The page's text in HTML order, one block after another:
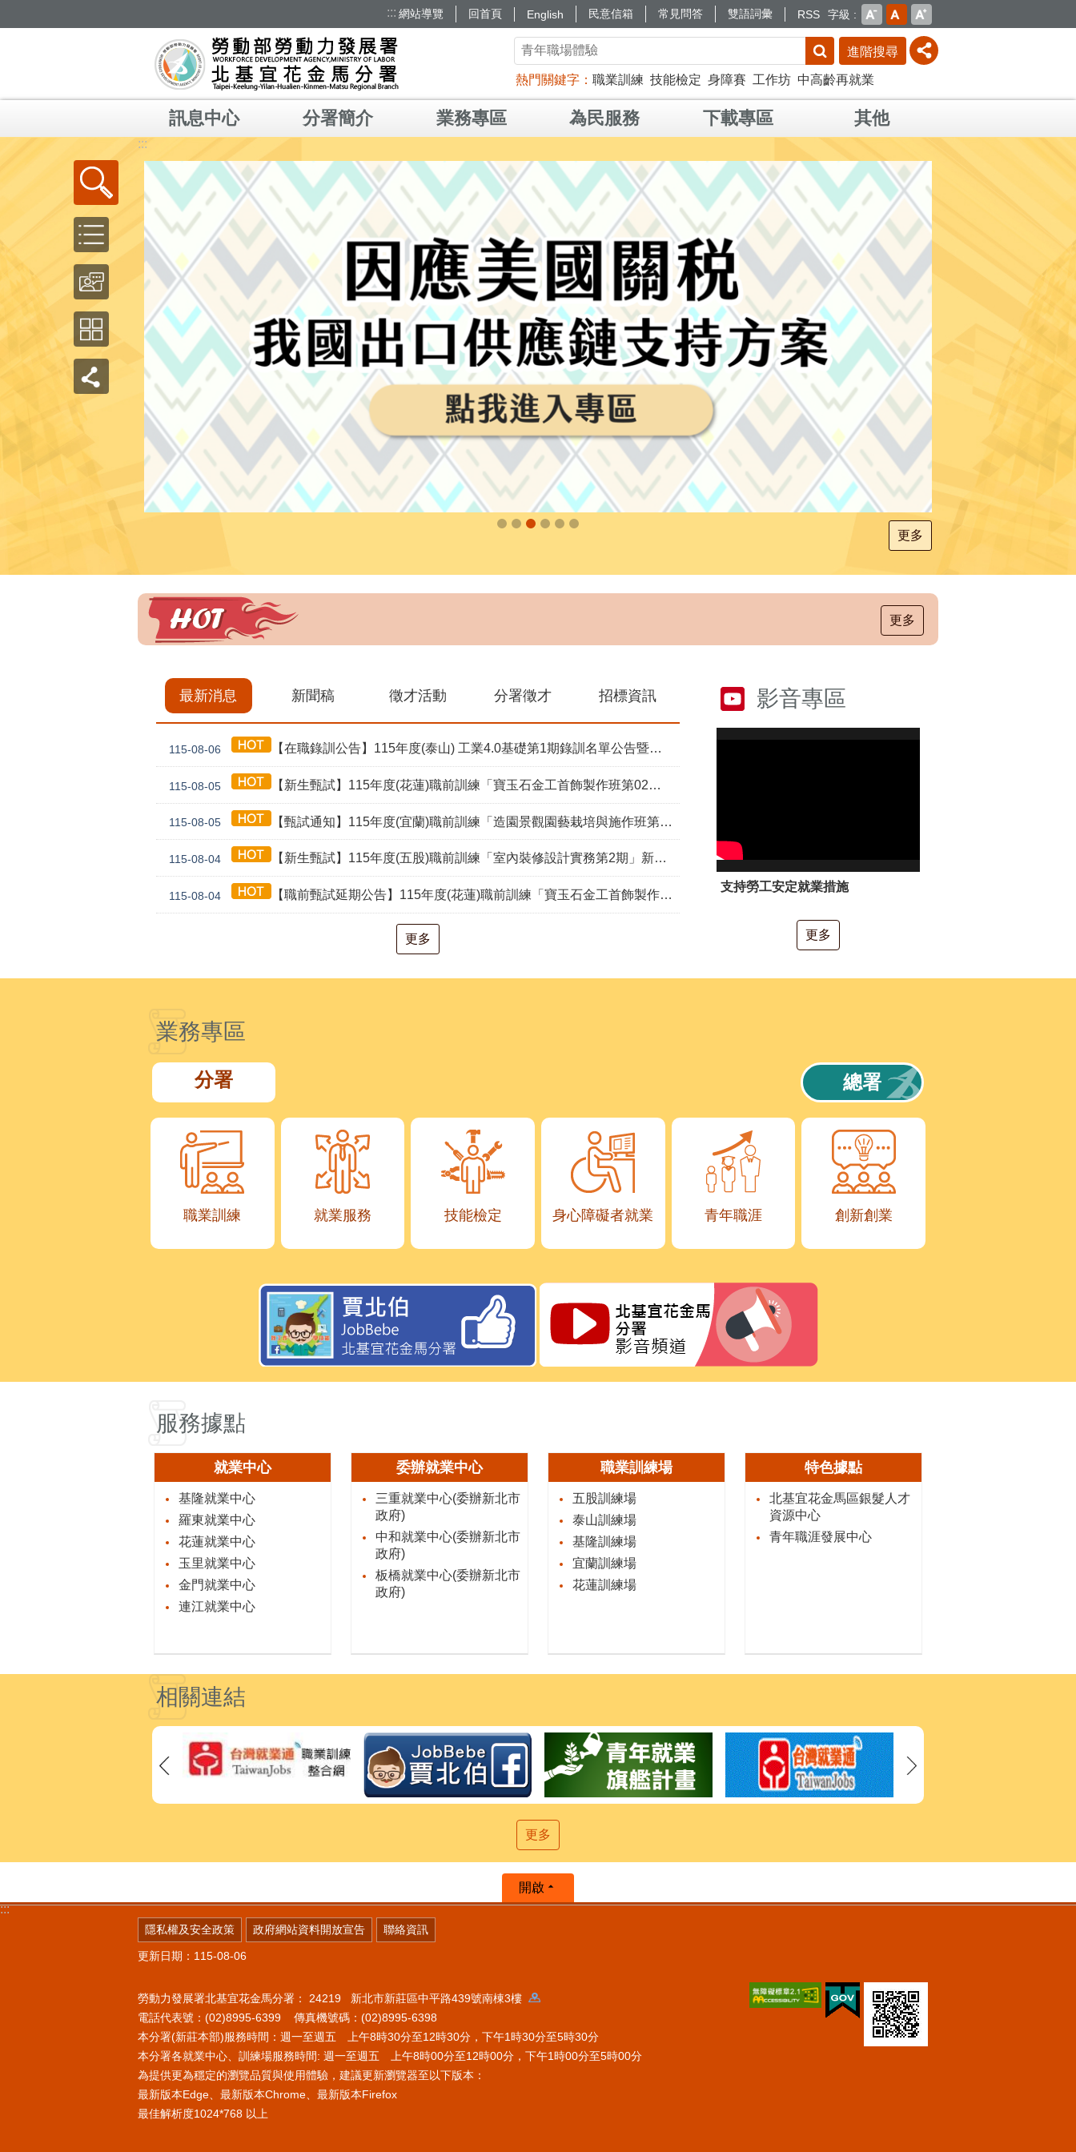
::: 網站導覽 回首頁 English 民意信箱 常見問答 雙語詞彙 RSS 字級
進階搜尋
熱門關鍵字 職業訓練 技能檢定 身障賽 工作坊 中高齡再就業
訊息中心 分署簡介 業務專區 為民服務 下載專區 其他
:::
更多
更多
最新消息 新聞稿 徵才活動 分署徵才 招標資訊
115-08-06 【在職錄訓公告】115年度(泰山) 工業4.0基礎第1期錄訓名單公告暨新生報到通知單
115-08-05 【新生甄試】115年度(花蓮)職前訓練「寶玉石金工首飾製作班第02期」新生甄試通知單暨注意事項
115-08-05 【甄試通知】115年度(宜蘭)職前訓練「造園景觀園藝栽培與施作班第2期」甄試通知單暨注意事項
115-08-04 【新生甄試】115年度(五股)職前訓練「室內裝修設計實務第2期」新生甄試通知單暨注意事項
115-08-04 【職前甄試延期公告】115年度(花蓮)職前訓練「寶玉石金工首飾製作班第02期」報名延長至8/18及甄試、開訓、結訓相關期程公告
更多
影音專區
支持勞工安定就業措施
更多
業務專區
分署 總署
職業訓練 就業服務 技能檢定 身心障礙者就業 青年職涯 創新創業
服務據點
就業中心
基隆就業中心
羅東就業中心
花蓮就業中心
玉里就業中心
金門就業中心
連江就業中心
委辦就業中心
三重就業中心(委辦新北市
政府)
中和就業中心(委辦新北市
政府)
板橋就業中心(委辦新北市
政府)
職業訓練場
五股訓練場
泰山訓練場
基隆訓練場
宜蘭訓練場
花蓮訓練場
特色據點
北基宜花金馬區銀髮人才
資源中心
青年職涯發展中心
相關連結
更多
:::
開啟
隱私權及安全政策 政府網站資料開放宣告 聯絡資訊
更新日期：115-08-06
勞動力發展署北基宜花金馬分署： 24219 新北市新莊區中平路439號南棟3樓
電話代表號：(02)8995-6399 傳真機號碼：(02)8995-6398
本分署(新莊本部)服務時間：週一至週五 上午8時30分至12時30分，下午1時30分至5時30分
本分署各就業中心、訓練場服務時間: 週一至週五 上午8時00分至12時00分，下午1時00分至5時00分
為提供更為穩定的瀏覽品質與使用體驗，建議更新瀏覽器至以下版本：
最新版本Edge、最新版本Chrome、最新版本Firefox
最佳解析度1024*768 以上